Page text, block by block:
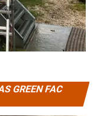
GREEN FAC